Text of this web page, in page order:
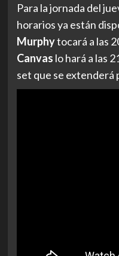
Para la jornada del
horarios ya están
Murphytocará a las
Canvas lo hará a las
set que se extenderá